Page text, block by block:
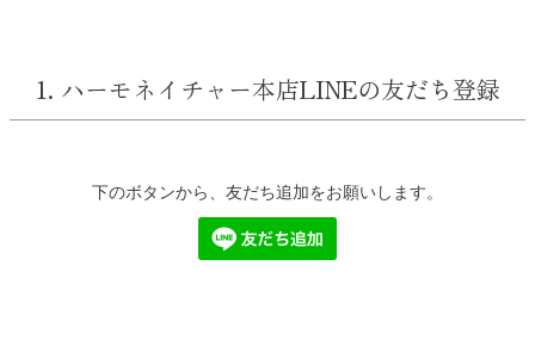
1. ハーモネイチャー本店LINEの友だち登録
下のボタンから、友だち追加をお願いします。